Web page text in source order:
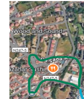
MAPA DO PORTAL